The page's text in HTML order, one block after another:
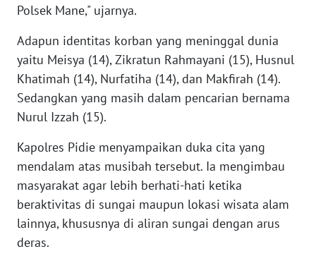
Polsek Mane," ujarnya.
Adapun identitas korban yang meninggal dunia
yaitu Meisya (14), Zikratun Rahmayani (15), Husnul
Khatimah (14), Nurfatiha (14), dan Makfirah (14).
Sedangkan yang masih dalam pencarian bernama
Nurul Izzah (15).
Kapolres Pidie menyampaikan duka cita yang
mendalam atas musibah tersebut. Ia mengimbau
masyarakat agar lebih berhati-hati ketika
beraktivitas di sungai maupun lokasi wisata alam
lainnya, khususnya di aliran sungai dengan arus
deras.
WN
WN
SERAMBI
WN
WN
NTB